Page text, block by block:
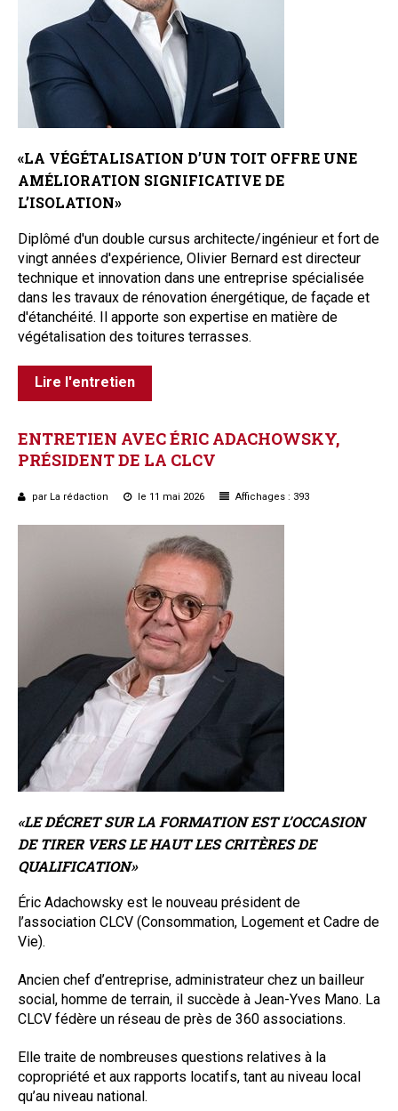
«LA VÉGÉTALISATION D’UN TOIT OFFRE UNE
AMÉLIORATION SIGNIFICATIVE DE
L’ISOLATION»
Diplômé d'un double cursus architecte/ingénieur et fort de
vingt années d'expérience, Olivier Bernard est directeur
technique et innovation dans une entreprise spécialisée
dans les travaux de rénovation énergétique, de façade et
d'étanchéité. Il apporte son expertise en matière de
végétalisation des toitures terrasses.
Lire l'entretien
ENTRETIEN AVECÉRIC ADACHOWSKY,
PRÉSIDENTDE LA CLCV
par La rédaction le 11 mai 2026 Affichages : 393
«LE DÉCRET SUR LA FORMATION EST L’OCCASION
DE TIRER VERS LE HAUT LES CRITÈRES DE
QUALIFICATION»
Éric Adachowsky est le nouveau président de
l’association CLCV (Consommation, Logement et Cadre de
Vie).
Ancien chef d’entreprise, administrateur chez un bailleur
social, homme de terrain, il succède à Jean-Yves Mano. La
CLCV fédère un réseau de près de 360 associations.
Elle traite de nombreuses questions relatives à la
copropriété et aux rapports locatifs, tant au niveau local
qu’au niveau national.